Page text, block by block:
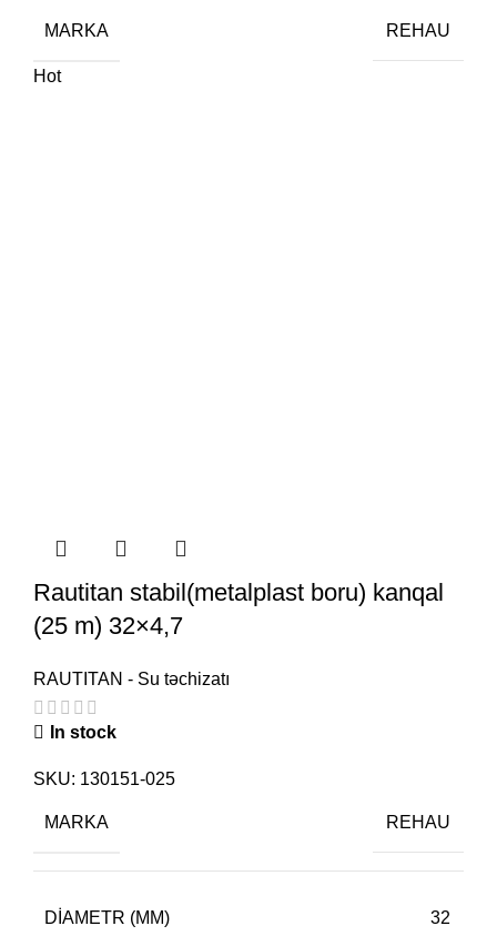
MARKA REHAU
Hot
Rautitan stabil(metalplast boru) kanqal
(25 m) 32×4,7
RAUTITAN - Su təchizatı
In stock
SKU: 130151-025
MARKA REHAU
DIAMETR (MM) 32